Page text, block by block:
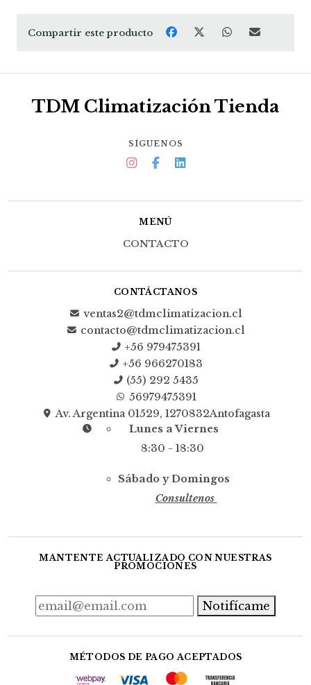
Compartir este producto
TDM Climatización Tienda
SÍGUENOS
MENÚ
CONTACTO
CONTÁCTANOS
ventas2@tdmclimatizacion.cl
contacto@tdmclimatizacion.cl
+56 979475391
+56 966270183
(55) 292 5435
56979475391
Av. Argentina 01529, 1270832Antofagasta
Lunes a Viernes
8:30 - 18:30
Sábado y Domingos
Consultenos
MANTENTE ACTUALIZADO CON NUESTRAS
PROMOCIONES
Notifícame
MÉTODOS DE PAGO ACEPTADOS